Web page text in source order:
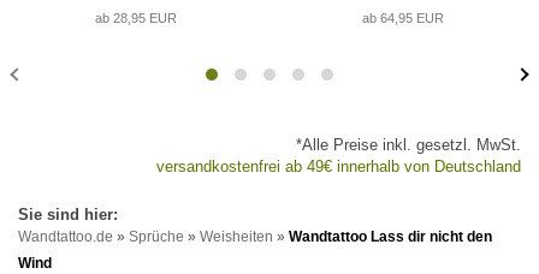
ab 28,95 EUR ab 64,95 EUR
*Alle Preise inkl. gesetzl. MwSt.
versandkostenfrei ab 49€ innerhalb von Deutschland
Wandtattoo.de » Sprüche » Weisheiten » Wandtattoo Lass dir nicht den
Wind